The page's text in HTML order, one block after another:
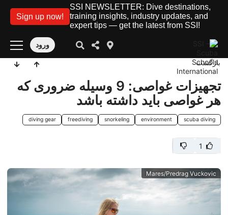
SSI NEWSLETTER: Dive destinations,
training insights, industry updates, and
expert tips — get the latest from SSI!
Sign up now!
ورود
بازگشت
تجهیزات غواصی: 9 وسیله ضروری که
هر غواصی باید داشته باشد
scuba diving
environment
snorkeling
freediving
diving gear
1
Mares/Predrag Vuckovic